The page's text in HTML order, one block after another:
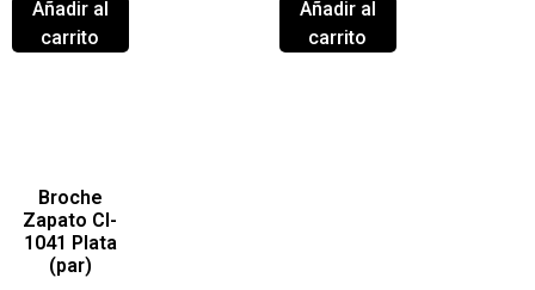
Añadir al
carrito
Añadir al
carrito
Broche
Zapato Cl-
1041 Plata
(par)